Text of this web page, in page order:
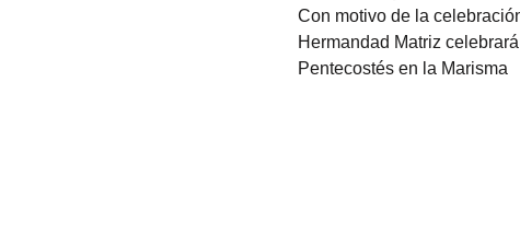
Con motivo de la
Hermandad Matriz
Pentecostés en la Marisma